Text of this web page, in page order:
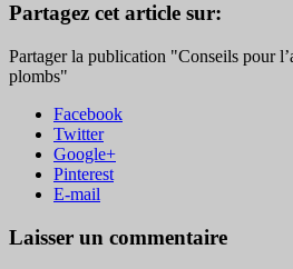
Partagez cet article sur:
Partager la publication "Conseils pour
plombs"
Facebook
Twitter
Google+
Pinterest
E-mail
Laisser un commentaire